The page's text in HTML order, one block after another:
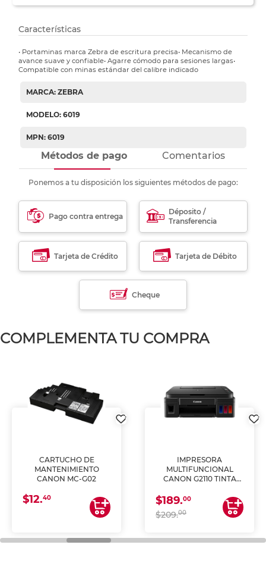
Características
• Portaminas marca Zebra de escritura precisa• Mecanismo de
avance suave y confiable• Agarre cómodo para sesiones largas•
Compatible con minas estándar del calibre indicado
MARCA: ZEBRA
MODELO: 6019
MPN: 6019
Métodos de pago Comentarios
Ponemos a tu disposición los siguientes métodos de pago:
Pago contra entrega
Déposito /
Transferencia
Tarjeta de Crédito Tarjeta de Débito
Cheque
COMPLEMENTA TU COMPRA
CARTUCHO DE
MANTENIMIENTO
CANON MC-G02
$12.40
IMPRESORA
MULTIFUNCIONAL
CANON G2110 TINTA
$189.00
$209.00